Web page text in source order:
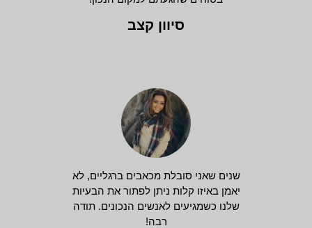
סיוון קצב
שנים שאני סובלת מכאבים ברגליים, לא
יאמן באיזו קלות ניתן לפתור את הבעיות
שלנו כשמגיעים לאנשים הנכונים. תודה
רבה!